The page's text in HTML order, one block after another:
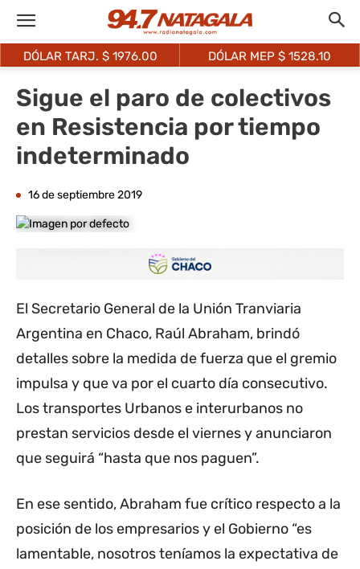
DÓLAR OF. $1520.00
DÓLAR MEP $1528.10
Sigue el paro de colectivos
en Resistencia por tiempo
indeterminado
16 de septiembre 2019
El Secretario General de la Unión Tranviaria
Argentina en Chaco, Raúl Abraham, brindó
detalles sobre la medida de fuerza que el gremio
impulsa y que va por el cuarto día consecutivo.
Los transportes Urbanos e interurbanos no
prestan servicios desde el viernes y anunciaron
que seguirá “hasta que nos paguen”.
En ese sentido, Abraham fue crítico respecto a la
posición de los empresarios y el Gobierno “es
lamentable, nosotros teníamos la expectativa de